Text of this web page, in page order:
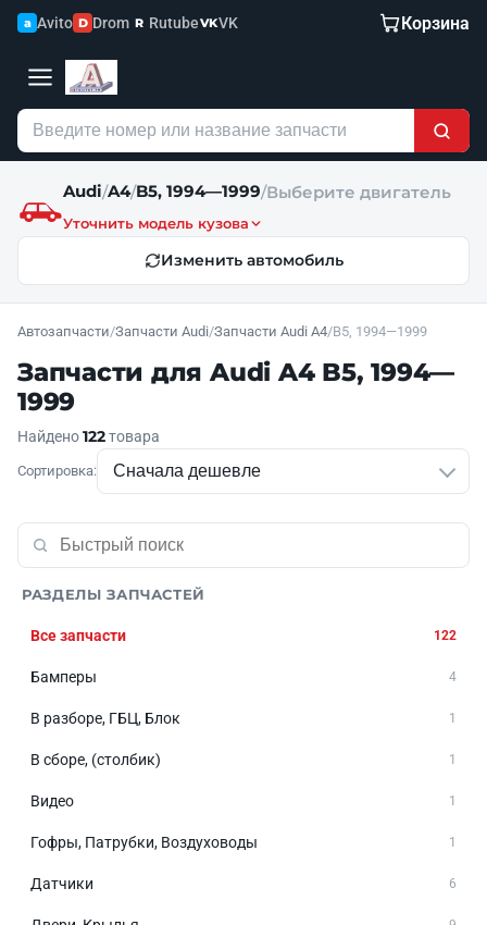
a Avito D Drom R RutubeVKVK Корзина
Audi/A4/B5, 1994—1999/Выберите двигатель
Уточнить модель кузова
Изменить автомобиль
Автозапчасти/Запчасти Audi/Запчасти Audi A4/B5, 1994—1999
Запчасти для Audi A4 B5, 1994—
1999
Найдено122товара
Сортировка:
РАЗДЕЛЫ ЗАПЧАСТЕЙ
Все запчасти 122
Бамперы 4
В разборе, ГБЦ, Блок 1
В сборе, (столбик) 1
Видео 1
Гофры, Патрубки, Воздуховоды 1
Датчики 6